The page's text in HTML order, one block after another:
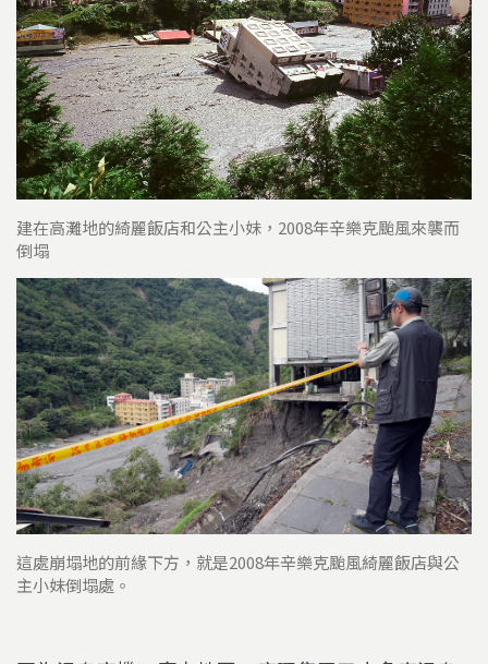
建在高灘地的綺麗飯店和公主小妹，2008年辛樂克颱風來襲而
倒塌
這處崩塌地的前緣下方，就是2008年辛樂克颱風綺麗飯店與公
主小妹倒塌處。